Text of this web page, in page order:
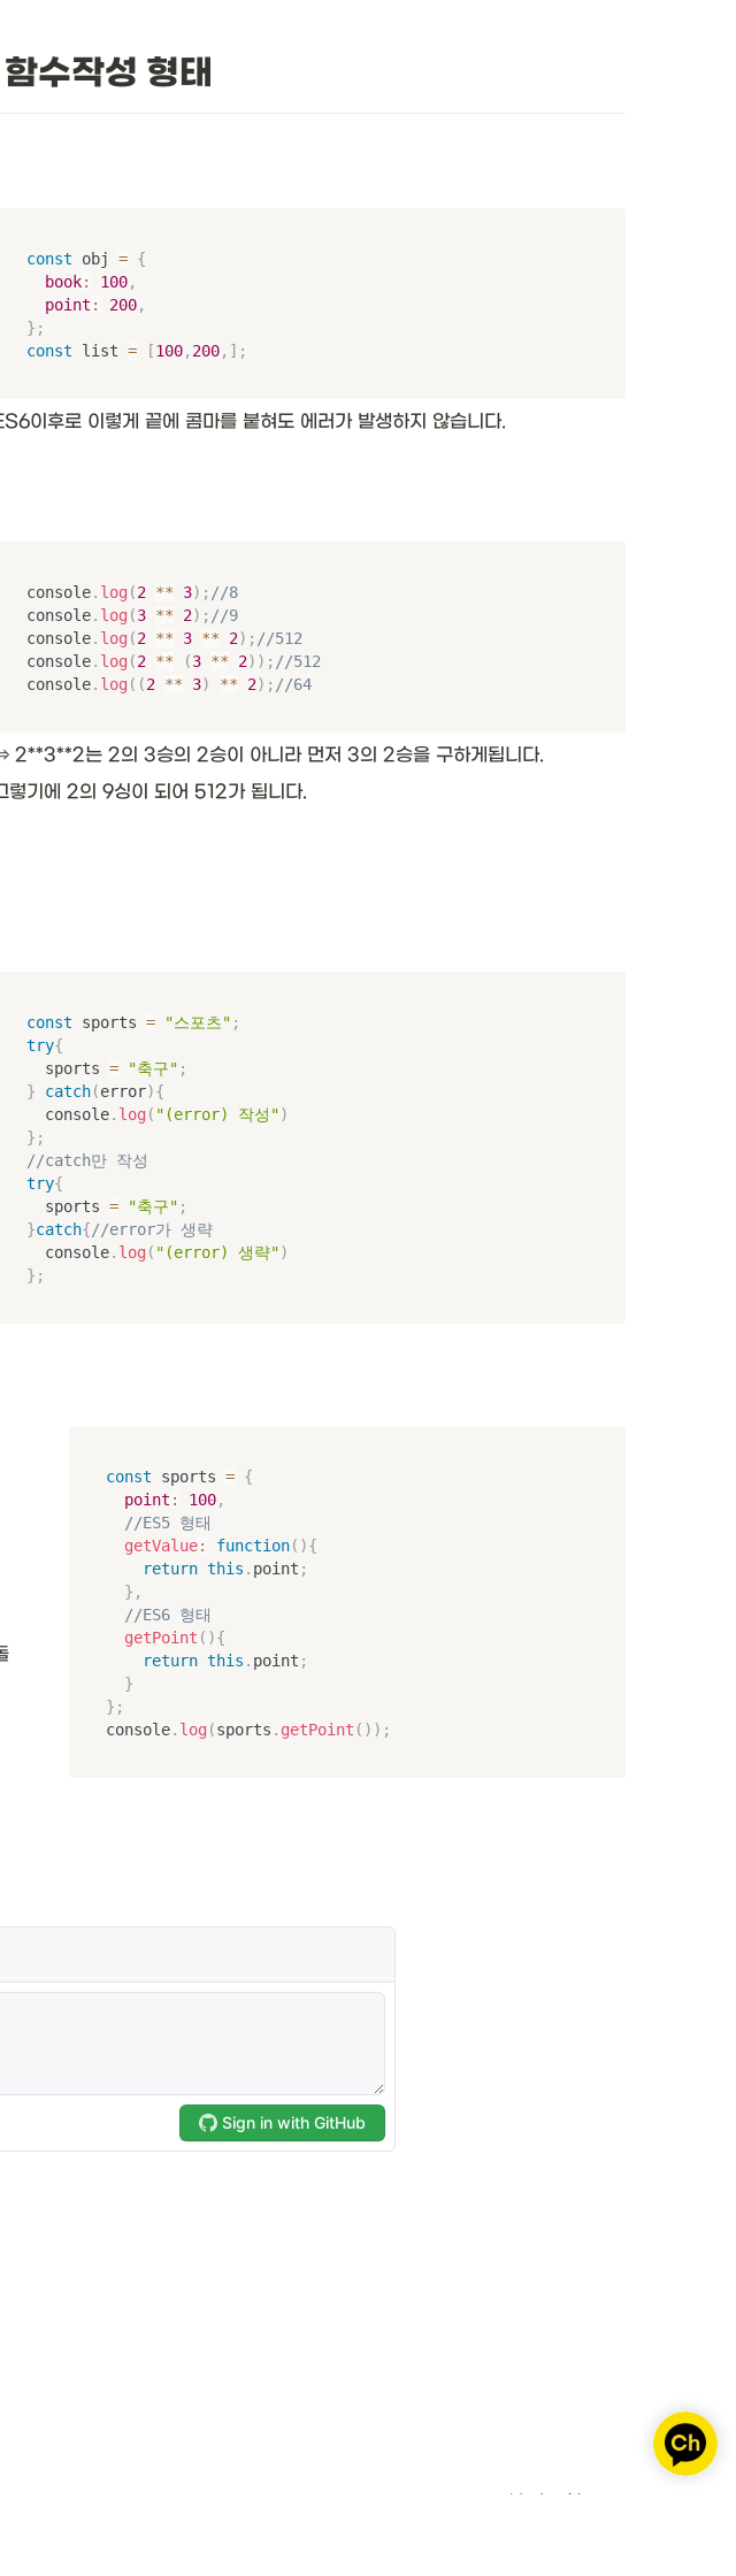
작성 형태
const obj = {
book: 100,
point : 200,
} ;
const list = [100, 200, ] ;
이후로 이렇게 끝에 콤마를 붙혀도 에러가 발생하지 않습니다.
console. log (2 ** 3) ; //8
console. log (3 ** 2) ; //9
console. log (2 ** 3 ** 2) ; //512
console. log (2 ** (3 ** 2) ) ; //512
console. log ( (2 ** 3) ** 2) ; //64
2**3**2는 2의 3승의 2승이 아니라 먼저 3의 2승을 구하게됩니다.
렇기에 2의 9싱이 되어 512가 됩니다.
const sports = "스포츠" ;
try{
	sports
= "축구" ;
}
catch(error){
	console
. log ( "(error) 작성")
} ;
//catch만 작성
try{
	sports
= "축구" ;
}catch{//error가 생략
	console
. log ( "(error) 생략")
} ;
const sports = {
point : 100,
//ES5 형태
getValue: function( ){
return this . point ;
} ,
//ES6 형태
getPoint ( ){
return this . point ;
}
} ;
console. log (sports . getPoint ( ) ) ;